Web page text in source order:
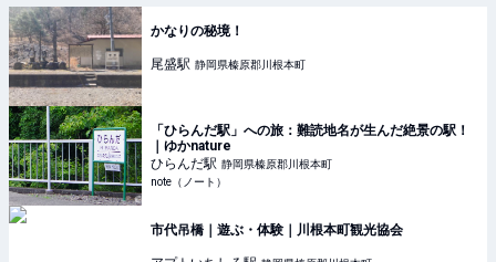
かなりの秘境！
尾盛駅 静岡県榛原郡川根本町
「ひらんだ駅」への旅：難読地名が生んだ絶景の駅！
｜ゆかnature
ひらんだ駅 静岡県榛原郡川根本町
note（ノート）
市代吊橋｜遊ぶ・体験｜川根本町観光協会